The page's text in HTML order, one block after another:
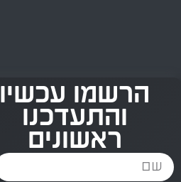
הרשמו עכשיו
והתעדכנו
ראשונים